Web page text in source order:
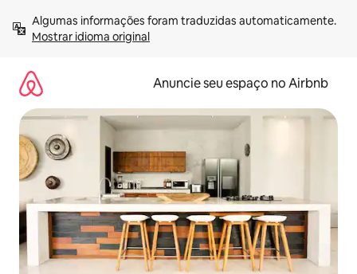
para
Mostrar idioma original
Anuncie seu espaço no Airbnb